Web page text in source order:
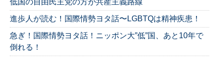
進歩人が読む！国際情勢ヨタ話〜LGBTQは精神疾患！
急ぎ！国際情勢ヨタ話！ニッポン大”低”国、あと10年で
倒れる！